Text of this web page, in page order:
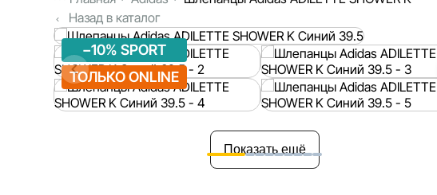
Назад в каталог
−10% SPORT
ТОЛЬКО ONLINE
Показать ещё